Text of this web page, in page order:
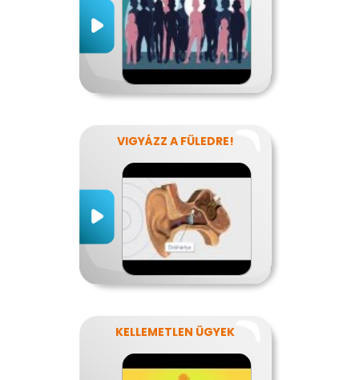
VIGYÁZZ A FÜLEDRE!
KELLEMETLEN ÜGYEK